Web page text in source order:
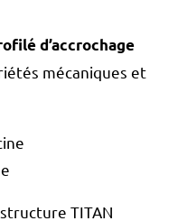
d’accrochage
mécaniques et
TITAN